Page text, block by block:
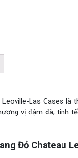
Las Cases là
vị đậm đà, tinh
Đỏ Chateau